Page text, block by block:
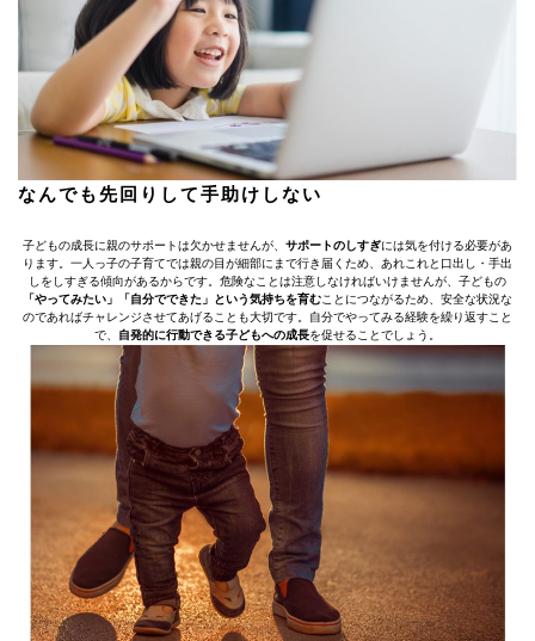
なんでも先回りして手助けしない
子どもの成長に親のサポートは欠かせませんが、 サポートのしすぎには気を付ける必要があ
ります。一人っ子の子育てでは親の目が細部にまで行き届くため、あれこれと口出し・手出
しをしすぎる傾向があるからです。危険なことは注意しなければいけませんが、子どもの
「やってみたい」「自分でできた」という気持ちを育むことにつながるため、安全な状況な
のであればチャレンジさせてあげることも大切です。自分でやってみる経験を繰り返すこと
で、 自発的に行動できる子どもへの成長を促せることでしょう。